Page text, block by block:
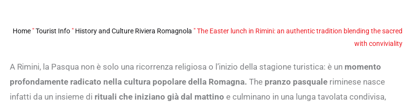
Home "Tourist Info " History and Culture Riviera Romagnola "The Easter lunch in Rimini: an authentic tradition blending the sacred
with conviviality
A Rimini, la Pasqua non è solo una ricorrenza religiosa o l’inizio della stagione turistica: è un momento
profondamente radicato nella cultura popolare della Romagna. The pranzo pasquale riminese nasce
infatti da un insieme di rituali che iniziano già dal mattino e culminano in una lunga tavolata condivisa,